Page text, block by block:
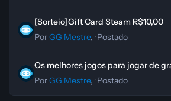
[Sorteio]Gift Card Steam R$10,00
PorGG Mestre, ·Postado
Os melhores jogos para jogar de
PorGG Mestre, ·Postado